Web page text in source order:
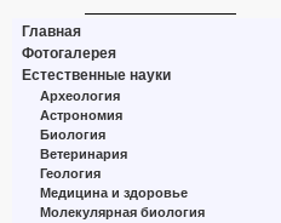
Главная
Фотогалерея
Естественные науки
Археология
Астрономия
Биология
Ветеринария
Геология
Медицина и здоровье
Молекулярная биология